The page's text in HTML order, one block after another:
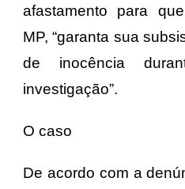
afastamento para
MP, “garanta sua
de inocência
investigação”.
O caso
De acordo com a